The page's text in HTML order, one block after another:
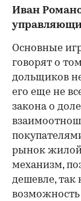
Иван
Основные
говорят о
дольщиков
его еще не
закона о
рынок
механизм,
дешевле, так